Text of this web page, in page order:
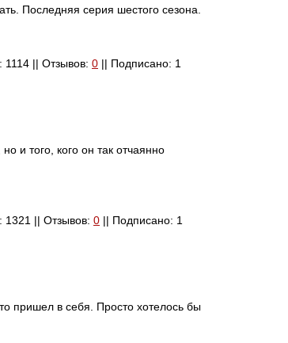
Последняя серия шестого сезона.
|| Отзывов: 0 || Подписано: 1
и того, кого он так отчаянно
|| Отзывов: 0 || Подписано: 1
пришел в себя. Просто хотелось бы